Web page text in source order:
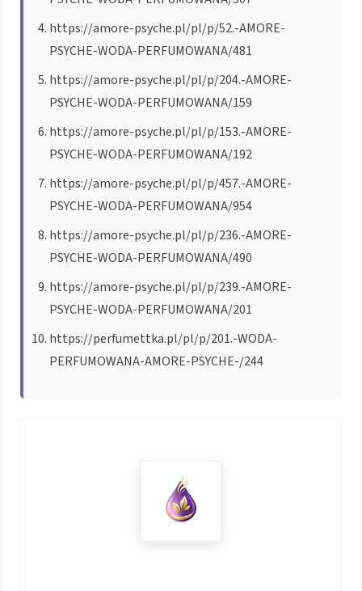
https://amore-psyche.pl/pl/p/52.-AMORE-
PSYCHE-WODA-PERFUMOWANA/481
https://amore-psyche.pl/pl/p/204.-AMORE-
PSYCHE-WODA-PERFUMOWANA/159
https://amore-psyche.pl/pl/p/153.-AMORE-
PSYCHE-WODA-PERFUMOWANA/192
https://amore-psyche.pl/pl/p/457.-AMORE-
PSYCHE-WODA-PERFUMOWANA/954
https://amore-psyche.pl/pl/p/236.-AMORE-
PSYCHE-WODA-PERFUMOWANA/490
https://amore-psyche.pl/pl/p/239.-AMORE-
PSYCHE-WODA-PERFUMOWANA/201
https://perfumettka.pl/pl/p/201.-WODA-
PERFUMOWANA-AMORE-PSYCHE-/244